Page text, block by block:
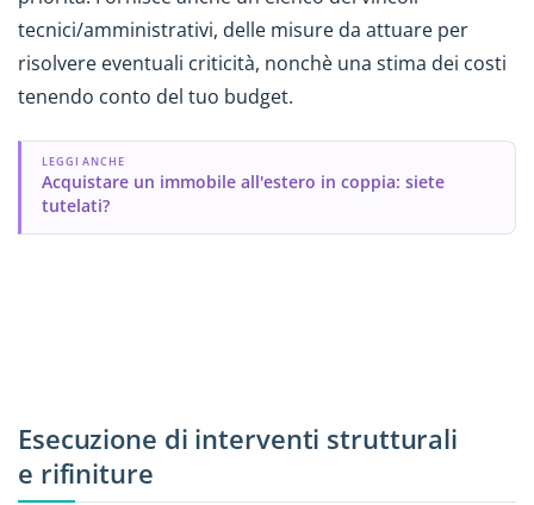
tecnici/amministrativi, delle misure da attuare per
risolvere eventuali criticità, nonchè una stima dei costi
tenendo conto del tuo budget.
LEGGI ANCHE
Acquistare un immobile all'estero in coppia: siete
tutelati?
Esecuzione di interventi strutturali
e rifiniture